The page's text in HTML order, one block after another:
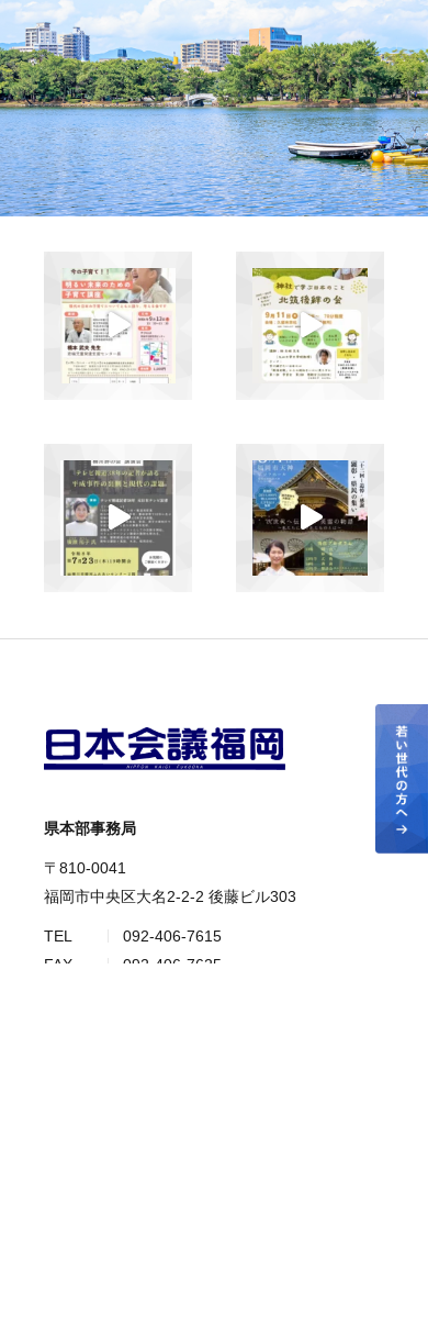
県本部事務局
〒810-0041
福岡市中央区大名2-2-2 後藤ビル303
TEL
092-406-7615
FAX
092-406-7625